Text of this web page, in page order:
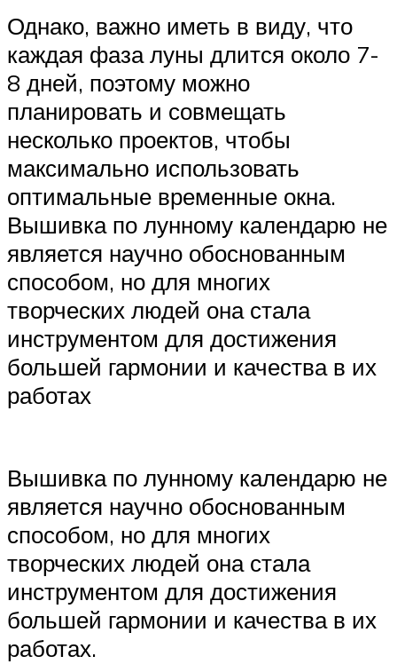
Однако, важно иметь в виду, что
каждая фаза луны длится около 7-
8 дней, поэтому можно
планировать и совмещать
несколько проектов, чтобы
максимально использовать
оптимальные временные окна.
Вышивка по лунному календарю не
является научно обоснованным
способом, но для многих
творческих людей она стала
инструментом для достижения
большей гармонии и качества в их
работах
Вышивка по лунному календарю не
является научно обоснованным
способом, но для многих
творческих людей она стала
инструментом для достижения
большей гармонии и качества в их
работах.